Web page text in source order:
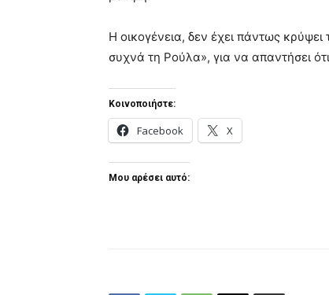
Η οικογένεια, δεν έχει πάντως
συχνά τη Ρούλα», για να απαντήσει
Κοινοποιήστε:
Facebook X
Μου αρέσει αυτό: